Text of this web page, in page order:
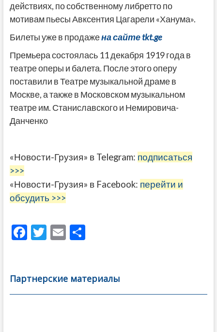
действиях, по собственному либретто по
мотивам пьесы Авксентия Цагарели «Ханума».
Билеты уже в продажена сайте tkt.ge
Премьера состоялась 11 декабря 1919 года в
театре оперы и балета. После этого оперу
поставили в Театре музыкальной драме в
Москве, а также в Московском музыкальном
театре им. Станиславского и Немировича-
Данченко
«Новости-Грузия» в Telegram: подписаться
>>>
«Новости-Грузия» в Facebook: перейти и
обсудить >>>
F
b
o
T
er
E
l
О
а
в
Партнерские материалы